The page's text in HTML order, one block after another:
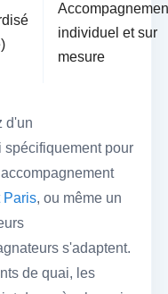
individuel et sur
mesure
d'un
pour
Paris, ou même un
s'adaptent.
de quai, les